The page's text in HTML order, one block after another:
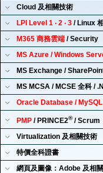
Cloud 及相關技術
LPI Level 1 ‧ 2 ‧ 3 / Linux
M365 商務雲端 / Security
MS Azure / Windows
MS Exchange /
MS MCSA / MCSE 全科 /
Oracle Database / MySQL
PMP / PRINCE2®/ Scrum
Virtualization 及相關技術
特價全科證書
網頁及圖像：Adobe 及相